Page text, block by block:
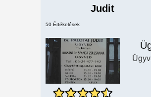
Judit
50 Értékelések